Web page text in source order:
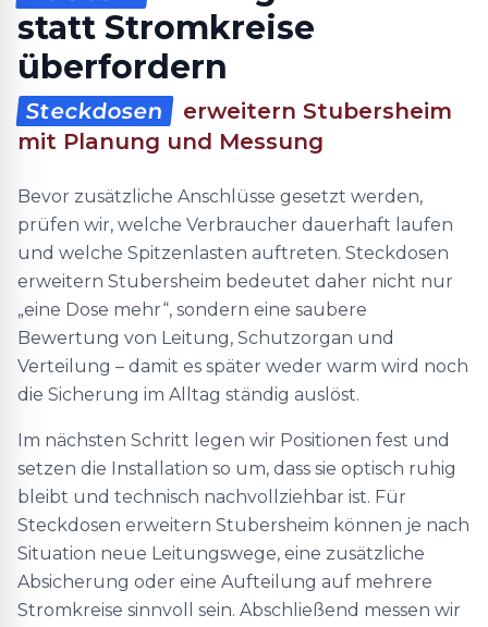
statt Stromkreise
überfordern
Steckdosen
erweitern Stubersheim
mit Planung und Messung
Bevor zusätzliche Anschlüsse gesetzt werden,
prüfen wir, welche Verbraucher dauerhaft laufen
und welche Spitzenlasten auftreten. Steckdosen
erweitern Stubersheim bedeutet daher nicht nur
„eine Dose mehr“, sondern eine saubere
Bewertung von Leitung, Schutzorgan und
Verteilung – damit es später weder warm wird noch
die Sicherung im Alltag ständig auslöst.
Im nächsten Schritt legen wir Positionen fest und
setzen die Installation so um, dass sie optisch ruhig
bleibt und technisch nachvollziehbar ist. Für
Steckdosen erweitern Stubersheim können je nach
Situation neue Leitungswege, eine zusätzliche
Absicherung oder eine Aufteilung auf mehrere
Stromkreise sinnvoll sein. Abschließend messen wir